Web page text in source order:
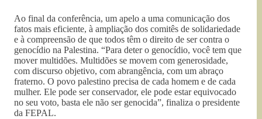
Ao final da conferência, um apelo a uma comunicação dos
fatos mais eficiente, à ampliação dos comitês de solidariedade
e à compreensão de que todos têm o direito de ser contra o
genocídio na Palestina. “Para deter o genocídio, você tem que
mover multidões. Multidões se movem com generosidade,
com discurso objetivo, com abrangência, com um abraço
fraterno. O povo palestino precisa de cada homem e de cada
mulher. Ele pode ser conservador, ele pode estar equivocado
no seu voto, basta ele não ser genocida”, finaliza o presidente
da FEPAL.